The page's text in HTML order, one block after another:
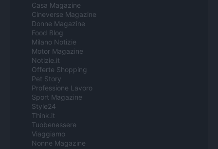
Casa Magazine
Cineverse Magazine
Donne Magazine
Food Blog
Milano Notizie
Motor Magazine
Notizie.it
Offerte Shopping
Pet Story
Professione Lavoro
Sport Magazine
Style24
Think.it
Tuobenessere
Viaggiamo
Nonne Magazine